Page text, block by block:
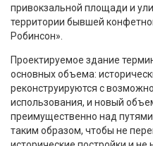
привокзальной площади и
территории бывшей
Робинсон».
Проектируемое здание
основных объема:
реконструируются с
использования, и новый
преимущественно над
таким образом, чтобы не